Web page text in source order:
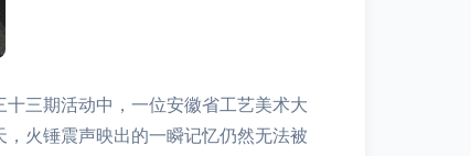
三期活动中，一位安徽省工艺美术大
火锤震声映出的一瞬记忆仍然无法被